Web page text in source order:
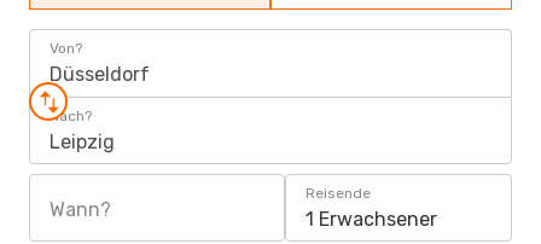
Von?
Düsseldorf
Nach?
Leipzig
Wann?
Reisende
1 Erwachsener